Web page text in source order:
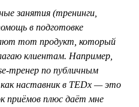
занятия (тренинги,
в подготовке
тот продукт, который
клиентам. Например,
тренер по публичным
наставник в TEDx — это
приёмов плюс даёт мне